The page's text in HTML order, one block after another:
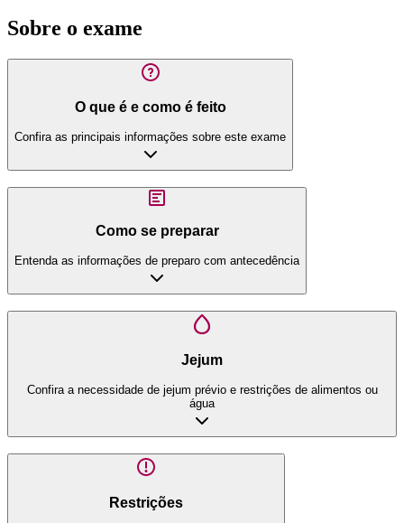
Sobre o exame
O que é e como é feito
Confira as principais informações sobre este exame
Como se preparar
Entenda as informações de preparo com antecedência
Jejum
Confira a necessidade de jejum prévio e restrições de alimentos ou
água
Restrições